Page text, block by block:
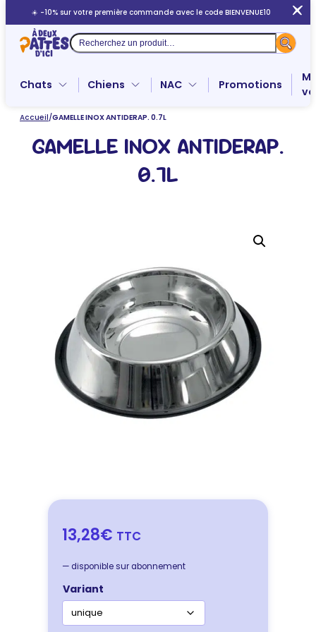
au
contenu
☀️ -10% sur votre première commande avec le code BIENVENUE10
Recherche
Chats Chiens NAC Promotions
Accueil/GAMELLE INOX ANTIDERAP. 0.7L
GAMELLE INOX ANTIDERAP.
0.7L
13,28€ TTC
— disponible sur abonnement
Variant